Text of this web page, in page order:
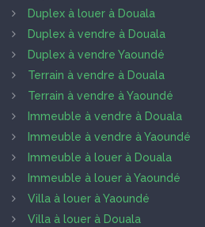
Duplex à louer à Douala
Duplex à vendre à Douala
Duplex à vendre Yaoundé
Terrain à vendre à Douala
Terrain à vendre à Yaoundé
Immeuble à vendre à Douala
Immeuble à vendre à Yaoundé
Immeuble à louer à Douala
Immeuble à louer à Yaoundé
Villa à louer à Yaoundé
Villa à louer à Douala